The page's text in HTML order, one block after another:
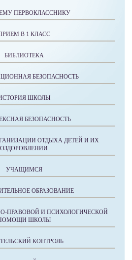
ПЕРВОКЛАССНИКУ
В 1 КЛАСС
БИБЛИОТЕКА
БЕЗОПАСНОСТЬ
ШКОЛЫ
БЕЗОПАСНОСТЬ
ОТДЫХА ДЕТЕЙ И ИХ
ОЗДОРОВЛЕНИИ
УЧАЩИМСЯ
ОБРАЗОВАНИЕ
ПРАВОВОЙ И ПСИХОЛОГИЧЕСКОЙ
ШКОЛЫ
КОНТРОЛЬ